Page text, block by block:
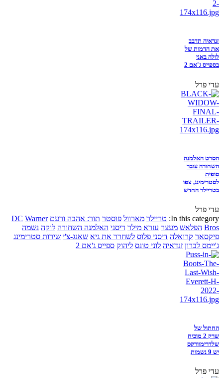
זנדאיה תדבב
את הדמות של
לולה באני
בספייס ג'אם 2
עדי פרל
הסרט האלמנה
השחורה עובר
סופית
לסטרימינג, צפו
בטריילר החדש
עדי פרל
In this category: טריילר מארוול פוסטר תור: אהבה ורעם DC Warner
Bros הפלאש מעצר עזרא מילר דיסני האלמנה השחורה לוקה נשמה
פיקסאר קרואלה דיסני פלוס לשחרר את גיא שאנג-צ'י שירות סטרימינג
ג'יימס לברון זנדאיה לוני טונס ליהוק ספייס ג'אם 2
החתול של
שרק 2 מוכיח
שלדרימוורקס
יש 9 נשמות
עדי פרל